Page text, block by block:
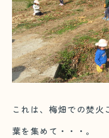
これは、梅畑での焚火
葉を集めて・・・。